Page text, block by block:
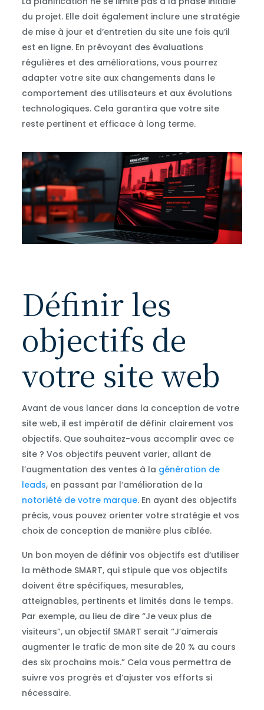
du projet. Elle doit également inclure une stratégie
de mise à jour et d’entretien du site une fois qu’il
est en ligne. En prévoyant des évaluations
régulières et des améliorations, vous pourrez
adapter votre site aux changements dans le
comportement des utilisateurs et aux évolutions
technologiques. Cela garantira que votre site
reste pertinent et efficace à long terme.
Définir les
objectifs de
votre site web
Avant de vous lancer dans la conception de votre
site web, il est impératif de définir clairement vos
objectifs. Que souhaitez-vous accomplir avec ce
site ? Vos objectifs peuvent varier, allant de
l’augmentation des ventes à la génération de
leads, en passant par l’amélioration de la
notoriété de votre marque. En ayant des objectifs
précis, vous pouvez orienter votre stratégie et vos
choix de conception de manière plus ciblée.
Un bon moyen de définir vos objectifs est d’utiliser
la méthode SMART, qui stipule que vos objectifs
doivent être spécifiques, mesurables,
atteignables, pertinents et limités dans le temps.
Par exemple, au lieu de dire “Je veux plus de
visiteurs”, un objectif SMART serait “J’aimerais
augmenter le trafic de mon site de 20 % au cours
des six prochains mois.” Cela vous permettra de
suivre vos progrès et d’ajuster vos efforts si
nécessaire.